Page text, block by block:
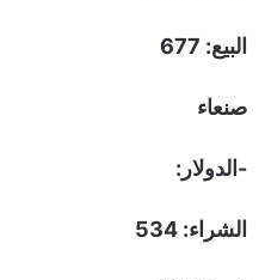
البيع: 677
صنعاء
-الدولار:
الشراء: 534